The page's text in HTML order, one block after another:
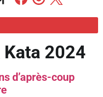
Kata 2024
d’après-coup